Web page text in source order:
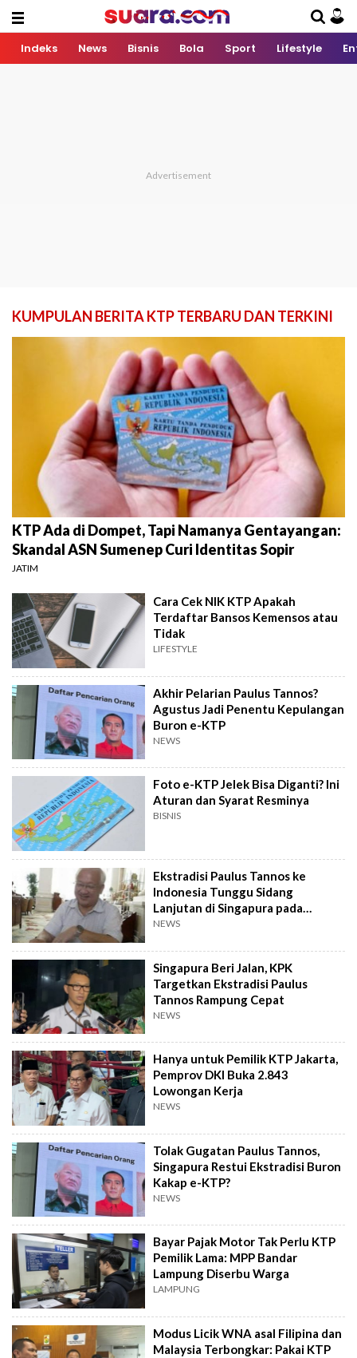
Indeks News Bisnis Bola Sport Lifestyle
KUMPULAN BERITA KTP TERBARU DAN TERKINI
KTP Ada di Dompet, Tapi Namanya Gentayangan:
Skandal ASN Sumenep Curi Identitas Sopir
JATIM
Cara Cek NIK KTP Apakah
Terdaftar Bansos Kemensos atau
Tidak
LIFESTYLE
Akhir Pelarian Paulus Tannos?
Agustus Jadi Penentu Kepulangan
Buron e-KTP
NEWS
Foto e-KTP Jelek Bisa Diganti? Ini
Aturan dan Syarat Resminya
BISNIS
Ekstradisi Paulus Tannos ke
Indonesia Tunggu Sidang
Lanjutan di Singapura pada
Agustus 2026
NEWS
Singapura Beri Jalan, KPK
Targetkan Ekstradisi Paulus
Tannos Rampung Cepat
NEWS
Hanya untuk Pemilik KTP Jakarta,
Pemprov DKI Buka 2.843
Lowongan Kerja
NEWS
Tolak Gugatan Paulus Tannos,
Singapura Restui Ekstradisi Buron
Kakap e-KTP?
NEWS
Bayar Pajak Motor Tak Perlu KTP
Pemilik Lama: MPP Bandar
Lampung Diserbu Warga
LAMPUNG
Modus Licik WNA asal Filipina dan
Malaysia Terbongkar: Pakai KTP